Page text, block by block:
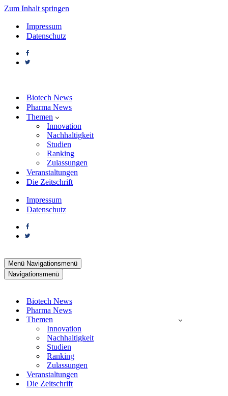
Zum Inhalt springen
Impressum
Datenschutz
Biotech News
Pharma News
Themen
Innovation
Nachhaltigkeit
Studien
Ranking
Zulassungen
Veranstaltungen
Die Zeitschrift
Impressum
Datenschutz
Menü Navigationsmenü
Navigationsmenü
Biotech News
Pharma News
Themen
Innovation
Nachhaltigkeit
Studien
Ranking
Zulassungen
Veranstaltungen
Die Zeitschrift